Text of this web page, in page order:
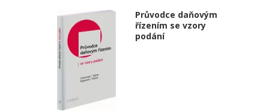
Průvodce daňovým
řízením se vzory
podání